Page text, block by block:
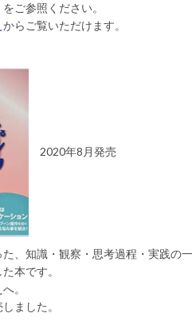
をご参照ください。
からご覧いただけます。
2020年8月発売
、知識・観察・思考過程・実践の一
本です。
へ。
ました。